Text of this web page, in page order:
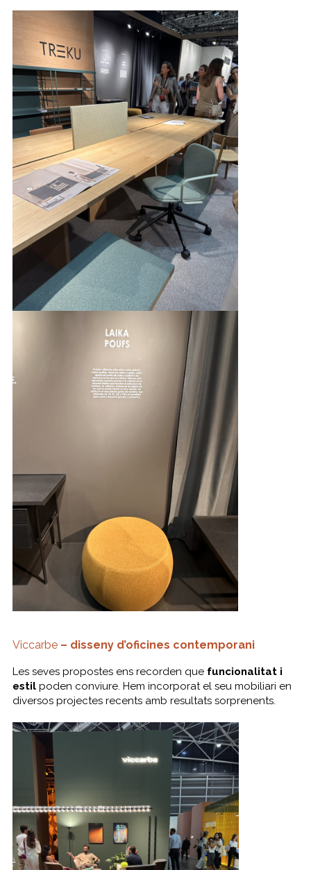
Viccarbe– disseny d’oficines contemporani
Les seves propostes ens recorden que funcionalitat i
estilpoden conviure. Hem incorporat el seu mobiliari en
diversos projectes recents amb resultats sorprenents.